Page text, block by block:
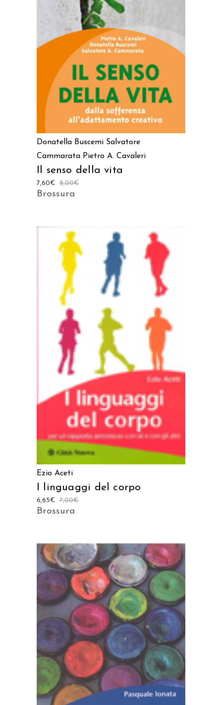
AGGIUNGI AL CARRELLO
Donatella Buscemi Salvatore
Cammarata Pietro A. Cavaleri
Il senso della vita
8,00€
7,60€
Brossura
AGGIUNGI AL CARRELLO
Ezio Aceti
I linguaggi del corpo
7,00€
6,65€
Brossura
AGGIUNGI AL CARRELLO